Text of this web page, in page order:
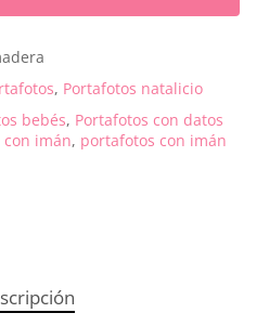
, Portafotos natalicio
bebés, Portafotos con datos
imán, portafotos con imán